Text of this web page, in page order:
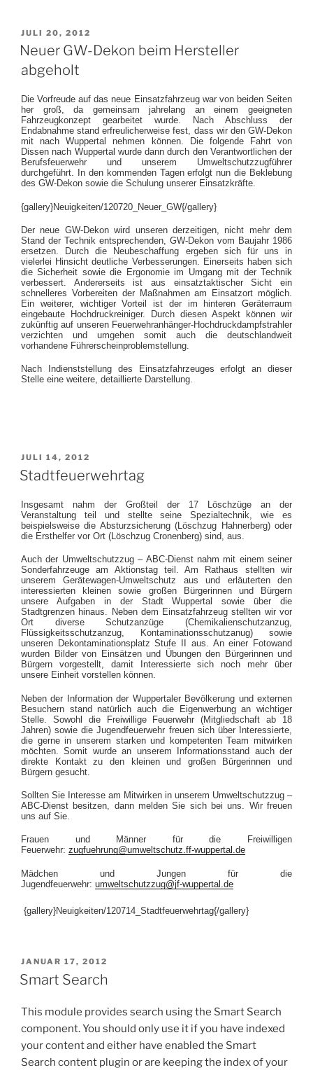
VERÖFFENTLICHT
AM
JULI 20, 2012
Neuer GW-Dekon beim Hersteller
abgeholt
Die Vorfreude auf das neue Einsatzfahrzeug war von beiden Seiten
her groß, da gemeinsam jahrelang an einem geeigneten
Fahrzeugkonzept gearbeitet wurde. Nach Abschluss der
Endabnahme stand erfreulicherweise fest, dass wir den GW-Dekon
mit nach Wuppertal nehmen können. Die folgende Fahrt von
Dissen nach Wuppertal wurde dann durch den Verantwortlichen der
Berufsfeuerwehr und unserem Umweltschutzzugführer
durchgeführt. In den kommenden Tagen erfolgt nun die Beklebung
des GW-Dekon sowie die Schulung unserer Einsatzkräfte.
{gallery}Neuigkeiten/120720_Neuer_GW{/gallery}
Der neue GW-Dekon wird unseren derzeitigen, nicht mehr dem
Stand der Technik entsprechenden, GW-Dekon vom Baujahr 1986
ersetzen. Durch die Neubeschaffung ergeben sich für uns in
vielerlei Hinsicht deutliche Verbesserungen. Einerseits haben sich
die Sicherheit sowie die Ergonomie im Umgang mit der Technik
verbessert. Andererseits ist aus einsatztaktischer Sicht ein
schnelleres Vorbereiten der Maßnahmen am Einsatzort möglich.
Ein weiterer, wichtiger Vorteil ist der im hinteren Geräterraum
eingebaute Hochdruckreiniger. Durch diesen Aspekt können wir
zukünftig auf unseren Feuerwehranhänger-Hochdruckdampfstrahler
verzichten und umgehen somit auch die deutschlandweit
vorhandene Führerscheinproblemstellung.
Nach Indienststellung des Einsatzfahrzeuges erfolgt an dieser
Stelle eine weitere, detaillierte Darstellung.
VERÖFFENTLICHT
AM
JULI 14, 2012
Stadtfeuerwehrtag
Insgesamt nahm der Großteil der 17 Löschzüge an der
Veranstaltung teil und stellte seine Spezialtechnik, wie es
beispielsweise die Absturzsicherung (Löschzug Hahnerberg) oder
die Ersthelfer vor Ort (Löschzug Cronenberg) sind, aus.
Auch der Umweltschutzzug – ABC-Dienst nahm mit einem seiner
Sonderfahrzeuge am Aktionstag teil. Am Rathaus stellten wir
unserem Gerätewagen-Umweltschutz aus und erläuterten den
interessierten kleinen sowie großen Bürgerinnen und Bürgern
unsere Aufgaben in der Stadt Wuppertal sowie über die
Stadtgrenzen hinaus. Neben dem Einsatzfahrzeug stellten wir vor
Ort diverse Schutzanzüge (Chemikalienschutzanzug,
Flüssigkeitsschutzanzug, Kontaminationsschutzanug) sowie
unseren Dekontaminationsplatz Stufe II aus. An einer Fotowand
wurden Bilder von Einsätzen und Übungen den Bürgerinnen und
Bürgern vorgestellt, damit Interessierte sich noch mehr über
unsere Einheit vorstellen können.
Neben der Information der Wuppertaler Bevölkerung und externen
Besuchern stand natürlich auch die Eigenwerbung an wichtiger
Stelle. Sowohl die Freiwillige Feuerwehr (Mitgliedschaft ab 18
Jahren) sowie die Jugendfeuerwehr freuen sich über Interessierte,
die gerne in unserem starken und kompetenten Team mitwirken
möchten. Somit wurde an unserem Informationsstand auch der
direkte Kontakt zu den kleinen und großen Bürgerinnen und
Bürgern gesucht.
Sollten Sie Interesse am Mitwirken in unserem Umweltschutzzug –
ABC-Dienst besitzen, dann melden Sie sich bei uns. Wir freuen
uns auf Sie.
Frauen und Männer für die Freiwilligen
Feuerwehr: zugfuehrung@umweltschutz.ff-wuppertal.de
Mädchen und Jungen für die
Jugendfeuerwehr: umweltschutzzug@jf-wuppertal.de
{gallery}Neuigkeiten/120714_Stadtfeuerwehrtag{/gallery}
VERÖFFENTLICHT
AM
JANUAR 17, 2012
Smart Search
This module provides search using the Smart Search
component. You should only use it if you have indexed
your content and either have enabled the Smart
Search content plugin or are keeping the index of your